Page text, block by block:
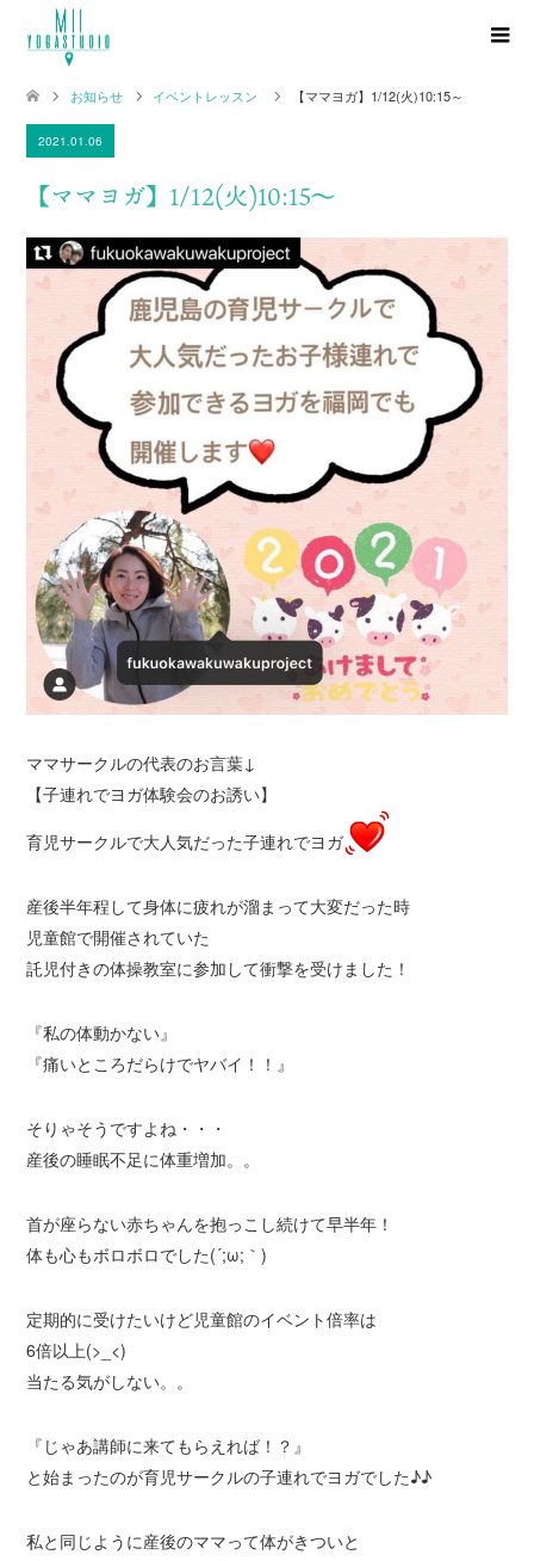
お知らせ イベントレッスン 【ママヨガ】1/12(火)10:15～
2021.01.06
【ママヨガ】1/12(火)10:15～
ママサークルの代表のお言葉↓
【子連れでヨガ体験会のお誘い】
育児サークルで大人気だった子連れでヨガ
産後半年程して身体に疲れが溜まって大変だった時
児童館で開催されていた
託児付きの体操教室に参加して衝撃を受けました！
『私の体動かない』
『痛いところだらけでヤバイ！！』
そりゃそうですよね・・・
産後の睡眠不足に体重増加。。
首が座らない赤ちゃんを抱っこし続けて早半年！
体も心もボロボロでした(´;ω;｀)
定期的に受けたいけど児童館のイベント倍率は
6倍以上(>_<)
当たる気がしない。。
『じゃあ講師に来てもらえれば！？️』
と始まったのが育児サークルの子連れでヨガでした♪♪
私と同じように産後のママって体がきついと